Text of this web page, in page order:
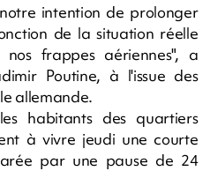
intention de prolonger
de la situation réelle
frappes aériennes", a
Poutine, à l'issue des
allemande.
habitants des quartiers
à vivre jeudi une courte
par une pause de 24